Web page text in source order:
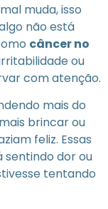
muda, isso
não está
câncer no
ou
com atenção.
mais do
brincar ou
feliz. Essas
sentindo dor ou
tentando